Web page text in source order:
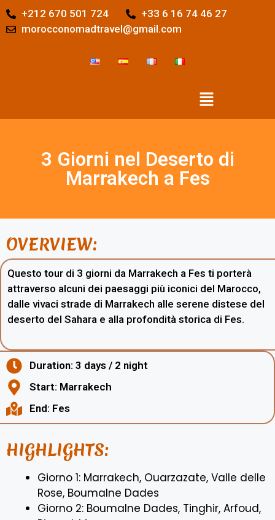
+212 670 501 724
+33 6 16 74 46 27
morocconomadtravel@gmail.com
3 Giorni nel Deserto di
Marrakech a Fes
OVERVIEW:
Questo tour di 3 giorni da Marrakech a Fes ti porterà
attraverso alcuni dei paesaggi più iconici del Marocco,
dalle vivaci strade di Marrakech alle serene distese del
deserto del Sahara e alla profondità storica di Fes.
Duration: 3 days / 2 night
Start: Marrakech
End: Fes
HIGHLIGHTS:
Giorno 1: Marrakech, Ouarzazate, Valle delle
Rose, Boumalne Dades
Giorno 2: Boumalne Dades, Tinghir, Arfoud,